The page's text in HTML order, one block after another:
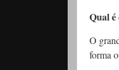
Qual é
O
forma